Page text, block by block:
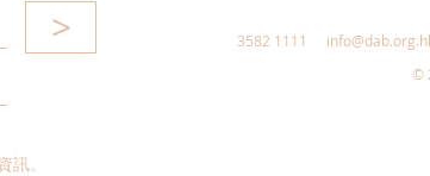
>
。
3582 1111
©